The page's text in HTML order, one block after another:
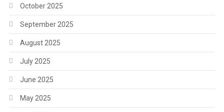
October 2025
September 2025
August 2025
July 2025
June 2025
May 2025